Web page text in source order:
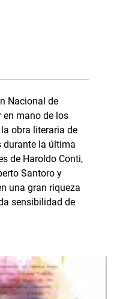
Nacional de
en mano de los
obra literaria de
durante la última
de Haroldo Conti,
Santoro y
una gran riqueza
sensibilidad de